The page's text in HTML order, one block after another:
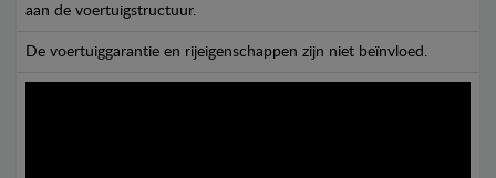
aan de voertuigstructuur.
De voertuiggarantie en rijeigenschappen zijn niet beïnvloed.